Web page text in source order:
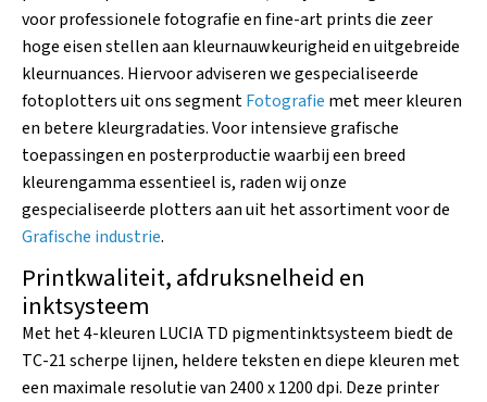
voor professionele fotografie en fine-art prints die zeer
hoge eisen stellen aan kleurnauwkeurigheid en uitgebreide
kleurnuances. Hiervoor adviseren we gespecialiseerde
fotoplotters uit ons segmentFotografie met meer kleuren
en betere kleurgradaties. Voor intensieve grafische
toepassingen en posterproductie waarbij een breed
kleurengamma essentieel is, raden wij onze
gespecialiseerde plotters aan uit het assortiment voor de
Grafische industrie.
Printkwaliteit, afdruksnelheid en
inktsysteem
Met het 4-kleuren LUCIA TD pigmentinktsysteem biedt de
TC-21 scherpe lijnen, heldere teksten en diepe kleuren met
een maximale resolutie van 2400 x 1200 dpi. Deze printer